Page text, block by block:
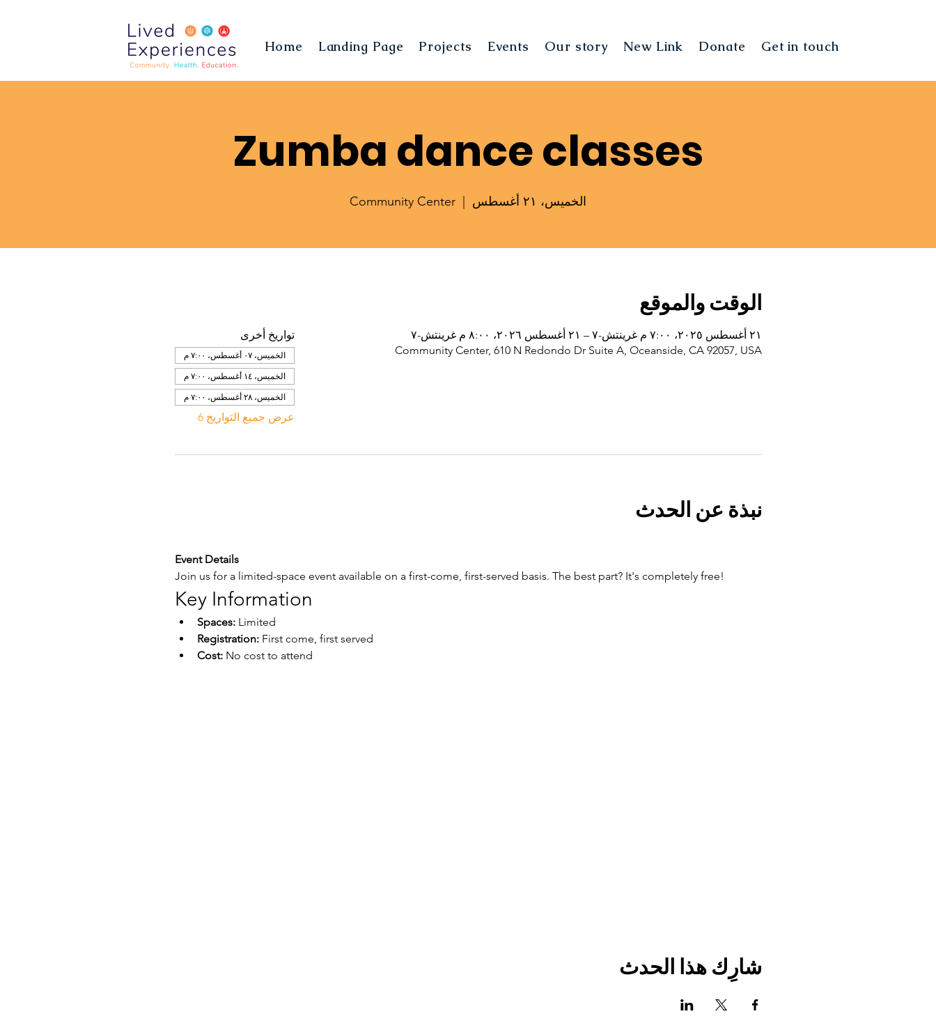
Home Landing Page Projects Events Our story New Link Donate Get in touch
Zumba dance classes
الخميس، ٢١ أغسطس Community Center
الوقت والموقع
٢١ أغسطس ٢٠٢٥، ٧:٠٠ م غرينتش-٧ – ٢١ أغسطس ٢٠٢٦، ٨:٠٠ م غرينتش-٧
Community Center, 610 N Redondo Dr Suite A, Oceanside, CA 92057, USA
تواريخ أخرى
الخميس، ٠٧ أغسطس، ٧:٠٠ م
الخميس، ١٤ أغسطس، ٧:٠٠ م
الخميس، ٢٨ أغسطس، ٧:٠٠ م
عرض جميع التواريخ 6
نبذة عن الحدث
Event Details
Join us for a limited-space event available on a first-come, first-served basis. The best part? It's completely free!
Key Information
Spaces: Limited
Registration: First come, first served
Cost: No cost to attend
شارِك هذا الحدث